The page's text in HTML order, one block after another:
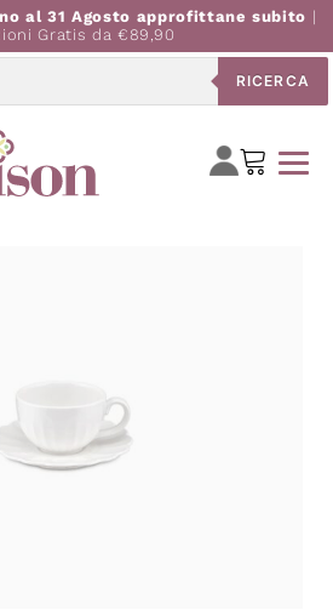
al 31 Agosto approfittane subito |
Gratis da €89,90
RICERCA